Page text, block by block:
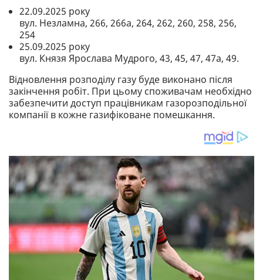
22.09.2025 року
вул. Незламна, 266, 266а, 264, 262, 260, 258, 256,
254
25.09.2025 року
вул. Князя Ярослава Мудрого, 43, 45, 47, 47а, 49.
Відновлення розподілу газу буде виконано після
закінчення робіт. При цьому споживачам необхідно
забезпечити доступ працівникам газорозподільної
компанії в кожне газифіковане помешкання.